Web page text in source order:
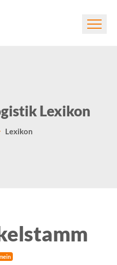
Lexikon
Lexikon